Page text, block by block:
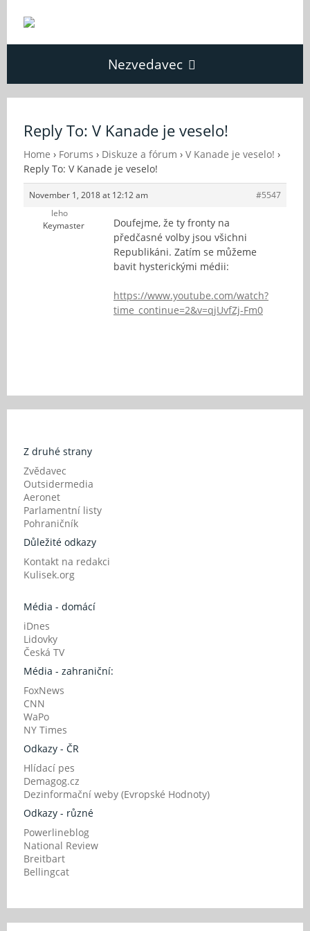
Nezvedavec
Fórum
O Nezvědavci
Kontakt
Reply To: V Kanade je veselo!
Home › Forums › Diskuze a fórum › V Kanade je veselo! ›
Reply To: V Kanade je veselo!
November 1, 2018 at 12:12 am
#5547
leho
Keymaster
Doufejme, že ty fronty na
předčasné volby jsou všichni
Republikáni. Zatím se můžeme
bavit hysterickými médii:
https://www.youtube.com/watch?
time_continue=2&v=qjUvfZj-Fm0
Z druhé strany
Zvědavec
Outsidermedia
Aeronet
Parlamentní listy
Pohraničník
Důležité odkazy
Kontakt na redakci
Kulisek.org
Média - domácí
iDnes
Lidovky
Česká TV
Média - zahraniční:
FoxNews
CNN
WaPo
NY Times
Odkazy - ČR
Hlídací pes
Demagog.cz
Dezinformační weby (Evropské Hodnoty)
Odkazy - různé
Powerlineblog
National Review
Breitbart
Bellingcat